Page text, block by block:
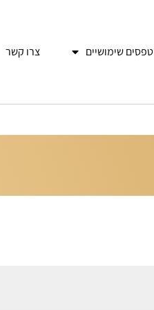
טפסים שימושיים צרו קשר